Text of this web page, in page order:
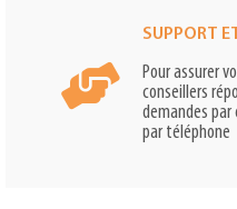
SUPPORT
Pour assurer
conseillers
demandes par
par téléphone